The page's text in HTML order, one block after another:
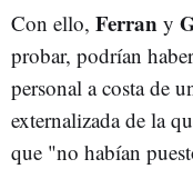
Con ello, Ferran y
probar, podrían
personal a costa de
externalizada de la
que "no habían